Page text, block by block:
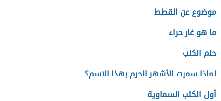
موضوع عن القطط
ما هو غار حراء
حلم الكلب
لماذا سميت الأشهر الحرم بهذا الاسم؟
أول الكتب السماوية